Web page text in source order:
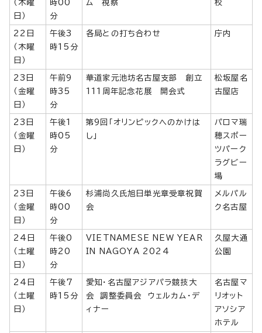
（木曜
日）
時00
分
ム 視察 校
22日
（木曜
日）
午後3
時15分
各局との打ち合わせ 庁内
23日
（金曜
日）
午前9
時35
分
華道家元池坊名古屋支部 創立
111周年記念花展 開会式
松坂屋名
古屋店
23日
（金曜
日）
午後1
時05
分
第9回「オリンピックへのかけは
し」
パロマ瑞
穂スポー
ツパーク
ラグビー
場
23日
（金曜
日）
午後6
時00
分
杉浦尚久氏旭日単光章受章祝賀
会
メルパル
ク名古屋
24日
（土曜
日）
午後0
時20
分
VIETNAMESE NEW YEAR
IN NAGOYA 2024
久屋大通
公園
24日
（土曜
日）
午後7
時15分
愛知・名古屋アジアパラ競技大
会 調整委員会 ウェルカム・デ
ィナー
名古屋マ
リオット
アソシア
ホテル